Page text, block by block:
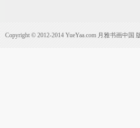
Copyright © 2012-2014 YueYaa.com 月雅书画中国